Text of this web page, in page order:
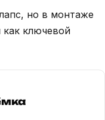
но в монтаже
как ключевой